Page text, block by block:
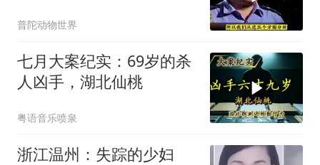
普陀动物世界
七月大案纪实：69岁的杀
人凶手，湖北仙桃
粤语音乐喷泉
浙江温州：失踪的少妇